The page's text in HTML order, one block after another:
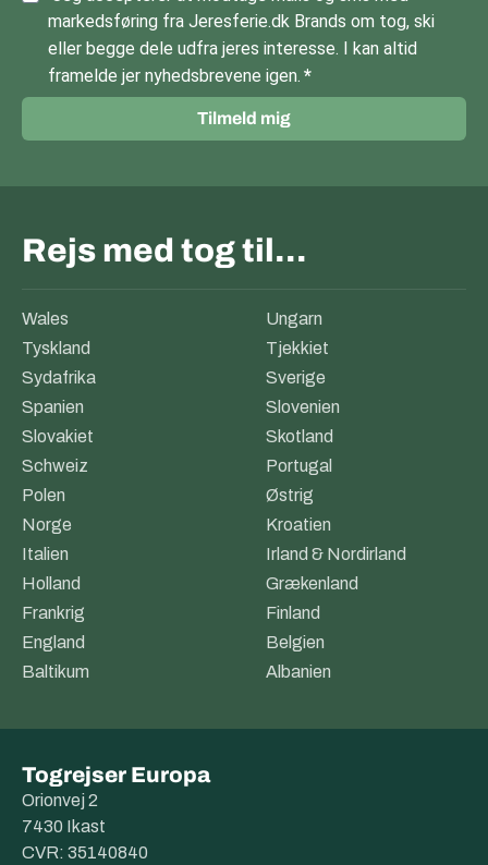
markedsføring fra Jeresferie.dk Brands om tog, ski
eller begge dele udfra jeres interesse. I kan altid
framelde jer nyhedsbrevene igen.
Tilmeld mig
Rejs med tog til…
Wales
Ungarn
Tyskland
Tjekkiet
Sydafrika
Sverige
Spanien
Slovenien
Slovakiet
Skotland
Schweiz
Portugal
Polen
Østrig
Norge
Kroatien
Italien
Irland & Nordirland
Holland
Grækenland
Frankrig
Finland
England
Belgien
Baltikum
Albanien
Togrejser Europa
Orionvej 2
7430 Ikast
CVR: 35140840